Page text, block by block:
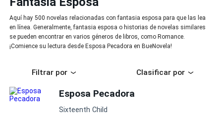
Aquí hay 500 novelas relacionadas con fantasia esposa para que las lea
en línea. Generalmente, fantasia esposa o historias de novelas similares
se pueden encontrar en varios géneros de libros, como Romance.
¡Comience su lectura desde Esposa Pecadora en BueNovela!
Filtrar por Clasificar por
Esposa Pecadora
Sixteenth Child